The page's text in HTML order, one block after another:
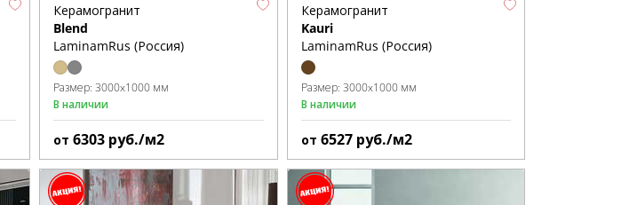
Керамогранит
Blend
LaminamRus (Россия)
Размер:3000x1000 мм
В наличии
от6303 руб./м2
Керамогранит
Kauri
LaminamRus (Россия)
Размер: 3000x1000 мм
В наличии
от 6527 руб./м2